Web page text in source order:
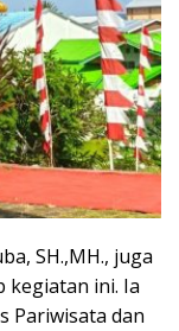
SH.,MH., juga
kegiatan ini. Ia
Pariwisata dan